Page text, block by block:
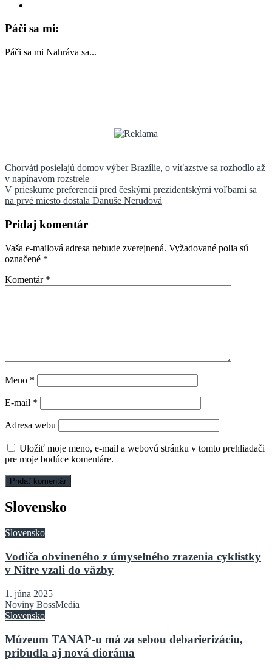
Páči sa mi:
Páči sa mi Nahráva sa...
Navigácia
v
článku
Chorváti posielajú domov výber Brazílie, o víťazstve sa rozhodlo až
v napínavom rozstrele
V prieskume preferencií pred českými prezidentskými voľbami sa
na prvé miesto dostala Danuše Nerudová
Pridaj komentár
Vaša e-mailová adresa nebude zverejnená. Vyžadované polia sú
označené *
Komentár *
Meno *
E-mail *
Adresa webu
Uložiť moje meno, e-mail a webovú stránku v tomto prehliadači
pre moje budúce komentáre.
Slovensko
Slovensko
Vodiča obvineného z úmyselného zrazenia cyklistky
v Nitre vzali do väzby
1. júna 2025
Noviny BossMedia
Slovensko
Múzeum TANAP-u má za sebou debarierizáciu,
pribudla aj nová dioráma